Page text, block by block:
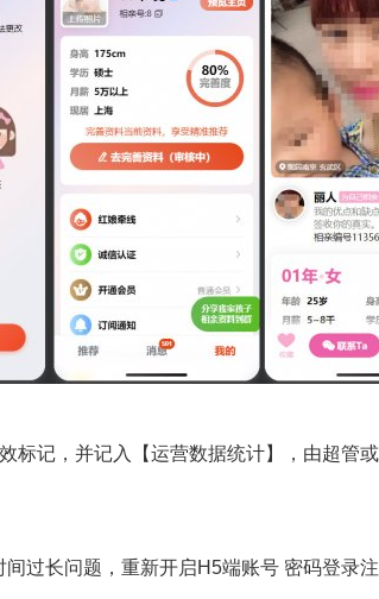
标记，并记入【运营数据统计】，由超管
过长问题，重新开启H5端账号 密码登录